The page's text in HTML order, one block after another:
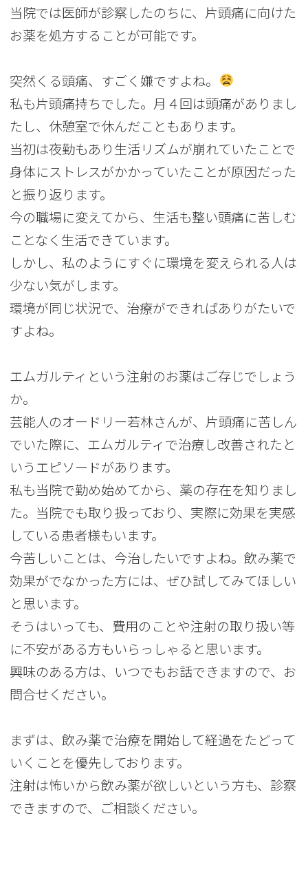
当院では医師が診察したのちに、片頭痛に向けた
お薬を処方することが可能です。
突然くる頭痛、すごく嫌ですよね。
私も片頭痛持ちでした。月４回は頭痛がありまし
たし、休憩室で休んだこともあります。
当初は夜勤もあり生活リズムが崩れていたことで
身体にストレスがかかっていたことが原因だった
と振り返ります。
今の職場に変えてから、生活も整い頭痛に苦しむ
ことなく生活できています。
しかし、私のようにすぐに環境を変えられる人は
少ない気がします。
環境が同じ状況で、治療ができればありがたいで
すよね。
エムガルティという注射のお薬はご存じでしょう
か。
芸能人のオードリー若林さんが、片頭痛に苦しん
でいた際に、エムガルティで治療し改善されたと
いうエピソードがあります。
私も当院で勤め始めてから、薬の存在を知りまし
た。当院でも取り扱っており、実際に効果を実感
している患者様もいます。
今苦しいことは、今治したいですよね。飲み薬で
効果がでなかった方には、ぜひ試してみてほしい
と思います。
そうはいっても、費用のことや注射の取り扱い等
に不安がある方もいらっしゃると思います。
興味のある方は、いつでもお話できますので、お
問合せください。
まずは、飲み薬で治療を開始して経過をたどって
いくことを優先しております。
注射は怖いから飲み薬が欲しいという方も、診察
できますので、ご相談ください。